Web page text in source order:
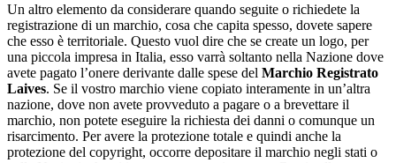
Un altro elemento da considerare quando seguite o richiedete la
registrazione di un marchio, cosa che capita spesso, dovete sapere
che esso è territoriale. Questo vuol dire che se create un logo, per
una piccola impresa in Italia, esso varrà soltanto nella Nazione dove
avete pagato l’onere derivante dalle spese del Marchio Registrato
Laives. Se il vostro marchio viene copiato interamente in un’altra
nazione, dove non avete provveduto a pagare o a brevettare il
marchio, non potete eseguire la richiesta dei danni o comunque un
risarcimento. Per avere la protezione totale e quindi anche la
protezione del copyright, occorre depositare il marchio negli stati o